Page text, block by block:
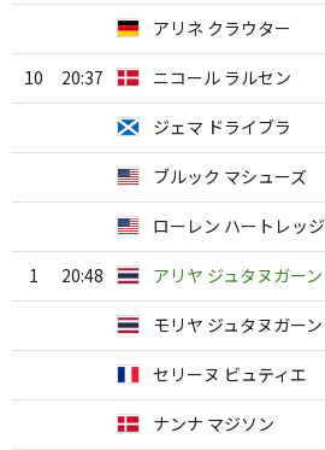
アリネ クラウター
10 20:37 ニコール ラルセン
ジェマ ドライブラ
ブルック マシューズ
ローレン ハートレッジ
1 20:48 アリヤ ジュタヌガーン
モリヤ ジュタヌガーン
セリーヌ ビュティエ
ナンナ マジソン